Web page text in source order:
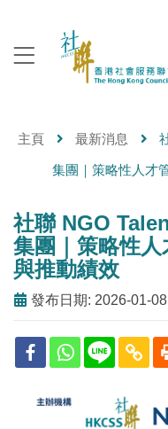
主頁 最新消息
集團｜策略性人才
社聯 NGO
集團｜策略性
與推動績效
發布日期: 2026-01-08